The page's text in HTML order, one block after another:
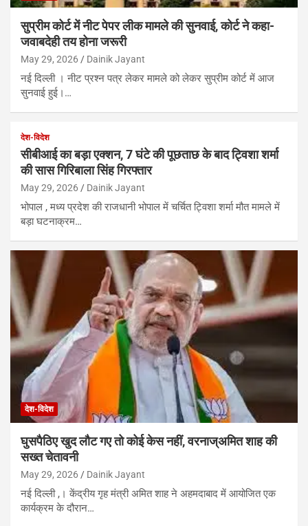
सुप्रीम कोर्ट में नीट पेपर लीक मामले की सुनवाई, कोर्ट ने कहा-
जवाबदेही तय होना जरूरी
May 29, 2026 Dainik Jayant
नई दिल्ली । नीट प्रश्न पत्र लेकर मामले को लेकर सुप्रीम कोर्ट में आज
सुनवाई हुई।…
देश-विदेश
सीबीआई का बड़ा एक्शन, 7 घंटे की पूछताछ के बाद ट्विशा शर्मा
की सास गिरिबाला सिंह गिरफ्तार
May 29, 2026 Dainik Jayant
भोपाल , मध्य प्रदेश की राजधानी भोपाल में चर्चित ट्विशा शर्मा मौत मामले में
बड़ा घटनाक्रम…
देश-विदेश
घुसपैठिए खुद लौट गए तो कोई केस नहीं, वरनाज्अमित शाह की
सख्त चेतावनी
May 29, 2026 Dainik Jayant
नई दिल्ली ,। केंद्रीय गृह मंत्री अमित शाह ने अहमदाबाद में आयोजित एक
कार्यक्रम के दौरान…